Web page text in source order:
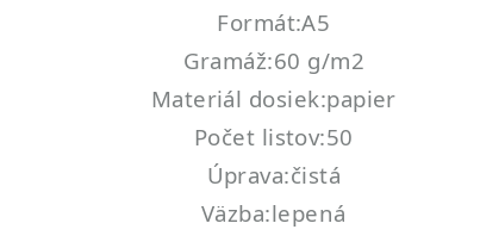
Formát:A5
Gramáž:60 g/m2
Materiál dosiek:papier
Počet listov:50
Úprava:čistá
Väzba:lepená